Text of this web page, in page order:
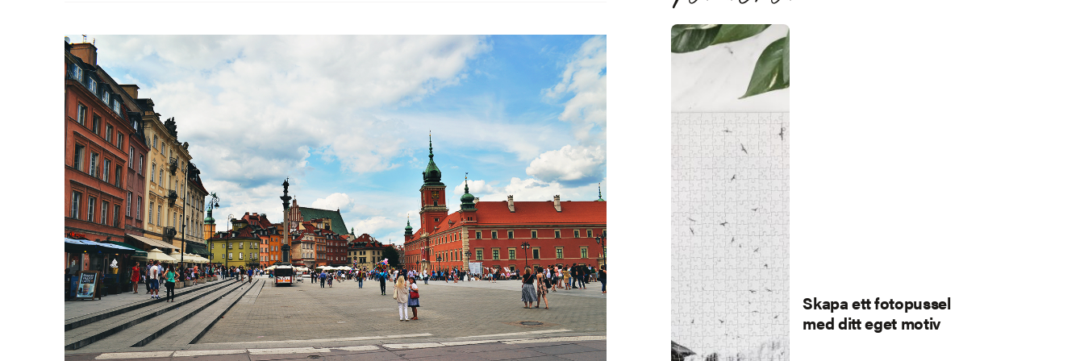
Skapa ett fotopussel
med ditt eget motiv